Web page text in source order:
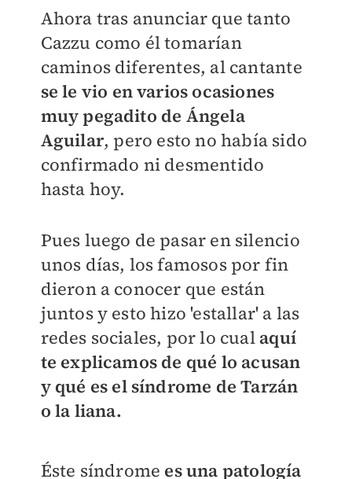
Ahora tras anunciar que tanto
Cazzu como él tomarían
caminos diferentes, al cantante
se le vio en varios ocasiones
muy pegadito de Ángela
Aguilar, pero esto no había sido
confirmado ni desmentido
hasta hoy.
Pues luego de pasar en silencio
unos días, los famosos por fin
dieron a conocer que están
juntos y esto hizo 'estallar' a las
redes sociales, por lo cual aquí
te explicamos de qué lo acusan
y qué es el síndrome de Tarzán
o la liana.
Éste síndrome es una patología